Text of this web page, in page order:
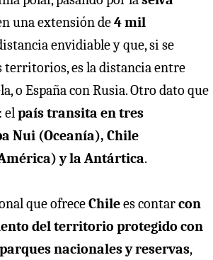
una extensión de4 mil
envidiable y que, si se
territorios, es la distancia entre
o España con Rusia. Otro dato que
elpaís transita en tres
Nui (Oceanía), Chile
y la Antártica.
que ofreceChilees contarcon
del territorio protegido con
nacionales y reservas,